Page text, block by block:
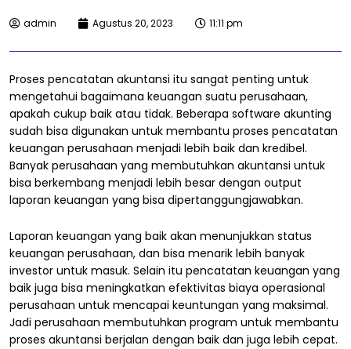
admin Agustus 20, 2023 11:11 pm
Proses pencatatan akuntansi itu sangat penting untuk
mengetahui bagaimana keuangan suatu perusahaan,
apakah cukup baik atau tidak. Beberapa software akunting
sudah bisa digunakan untuk membantu proses pencatatan
keuangan perusahaan menjadi lebih baik dan kredibel.
Banyak perusahaan yang membutuhkan akuntansi untuk
bisa berkembang menjadi lebih besar dengan output
laporan keuangan yang bisa dipertanggungjawabkan.
Laporan keuangan yang baik akan menunjukkan status
keuangan perusahaan, dan bisa menarik lebih banyak
investor untuk masuk. Selain itu pencatatan keuangan yang
baik juga bisa meningkatkan efektivitas biaya operasional
perusahaan untuk mencapai keuntungan yang maksimal.
Jadi perusahaan membutuhkan program untuk membantu
proses akuntansi berjalan dengan baik dan juga lebih cepat.